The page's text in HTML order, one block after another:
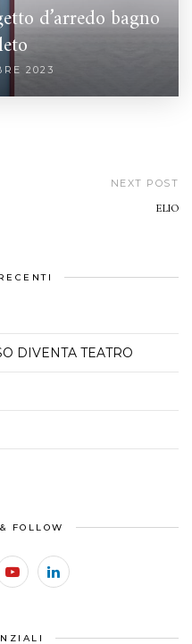
d’arredo bagno
2023
NEXT POST
ELIO
DIVENTA TEATRO
FOLLOW